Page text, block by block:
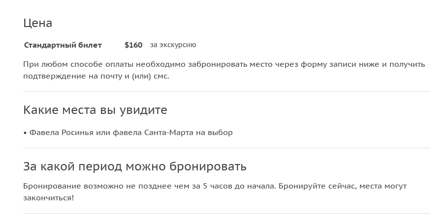
Цена
Стандартный билет $160 за экскурсию
При любом способе оплаты необходимо забронировать место через форму записи ниже и получить
подтверждение на почту и (или) смс.
Какие места вы увидите
• Фавела Росинья или фавела Санта-Марта на выбор
За какой период можно бронировать
Бронирование возможно не позднее чем за 5 часов до начала. Бронируйте сейчас, места могут
закончиться!